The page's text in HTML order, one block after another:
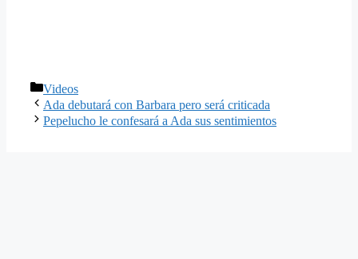
Categorías
Videos
Ada debutará con Barbara pero será criticada
Pepelucho le confesará a Ada sus sentimientos